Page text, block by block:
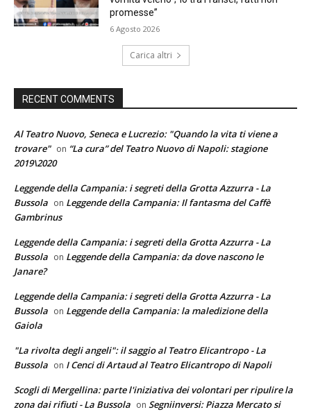
promesse”
6 Agosto 2026
Carica altri
RECENT COMMENTS
Al Teatro Nuovo, Seneca e Lucrezio: "Quando la vita ti viene a
trovare" on “La cura” del Teatro Nuovo di Napoli: stagione
2019\2020
Leggende della Campania: i segreti della Grotta Azzurra - La
Bussola on Leggende della Campania: Il fantasma del Caffè
Gambrinus
Leggende della Campania: i segreti della Grotta Azzurra - La
Bussola on Leggende della Campania: da dove nascono le
Janare?
Leggende della Campania: i segreti della Grotta Azzurra - La
Bussola on Leggende della Campania: la maledizione della
Gaiola
"La rivolta degli angeli": il saggio al Teatro Elicantropo - La
Bussola on I Cenci di Artaud al Teatro Elicantropo di Napoli
Scogli di Mergellina: parte l'iniziativa dei volontari per ripulire la
zona dai rifiuti - La Bussola on Segniinversi: Piazza Mercato si